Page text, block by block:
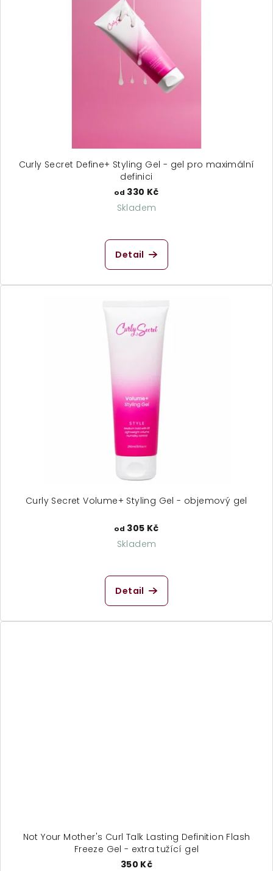
Curly Secret Define+ Styling Gel - gel pro maximální
definici
od 330 Kč
Skladem
Detail
Curly Secret Volume+ Styling Gel - objemový gel
od 305 Kč
Skladem
Detail
Not Your Mother's Curl Talk Lasting Definition Flash
Freeze Gel - extra tužící gel
350 Kč